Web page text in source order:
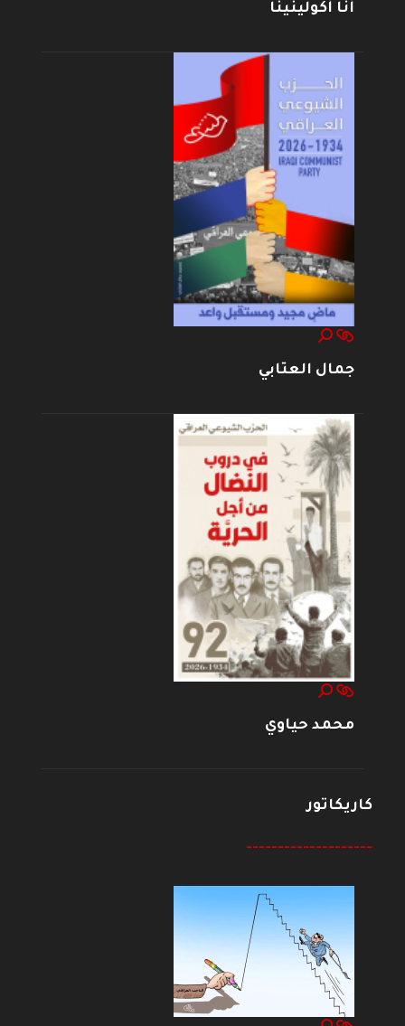
أنا أكولينينا
جمال العتابي
محمد حياوي
كاريكاتور
--------------------